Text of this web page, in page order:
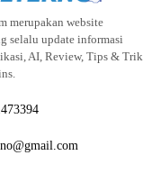
merupakan website
selalu update informasi
AI, Review, Tips & Trik,